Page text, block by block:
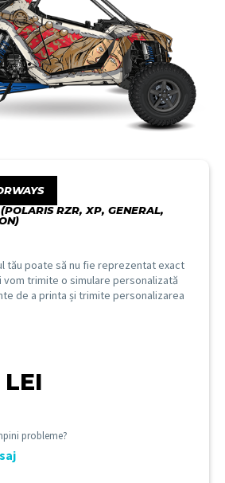
RZR, XP, GENERAL,
tău poate să nu fie reprezentat exact
vom trimite o simulare personalizată
de a printa și trimite personalizarea
LEI
probleme?